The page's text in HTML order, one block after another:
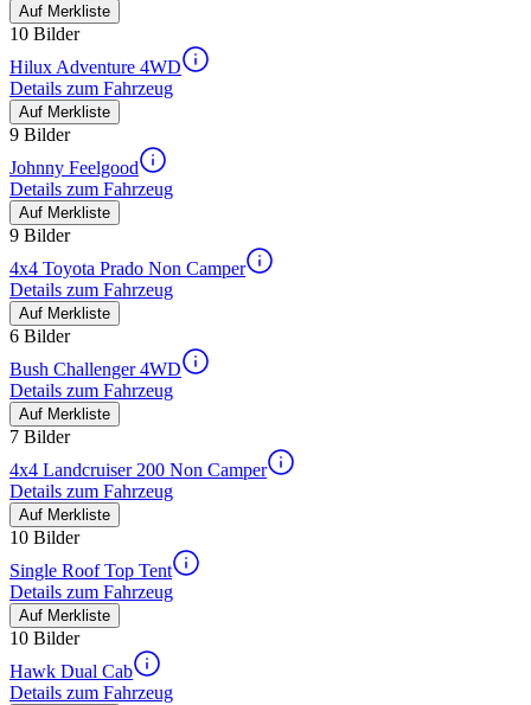
Auf Merkliste
10 Bilder
Hilux Adventure 4WD
Details zum Fahrzeug
Auf Merkliste
9 Bilder
Johnny Feelgood
Details zum Fahrzeug
Auf Merkliste
9 Bilder
4x4 Toyota Prado Non Camper
Details zum Fahrzeug
Auf Merkliste
6 Bilder
Bush Challenger 4WD
Details zum Fahrzeug
Auf Merkliste
7 Bilder
4x4 Landcruiser 200 Non Camper
Details zum Fahrzeug
Auf Merkliste
10 Bilder
Single Roof Top Tent
Details zum Fahrzeug
Auf Merkliste
10 Bilder
Hawk Dual Cab
Details zum Fahrzeug